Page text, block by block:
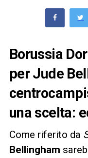
Borussia
per Jude
una scelta:
Come riferito da
Bellingham